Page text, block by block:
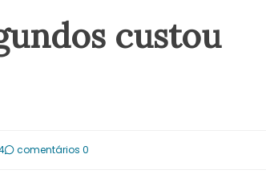
custou
comentários 0